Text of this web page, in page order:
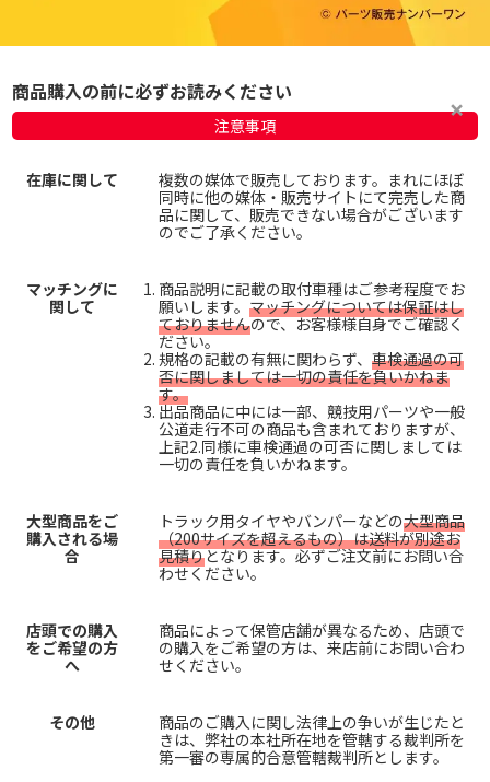
商品購入の前に必ずお読みください
注意事項
在庫に関して
複数の媒体で販売しております。まれにほぼ
同時に他の媒体・販売サイトにて完売した商
品に関して、販売できない場合がございます
のでご了承ください。
マッチングに
関して
商品説明に記載の取付車種はご参考程度でお
願いします。 マッチングについては保証はし
ておりませんので、お客様様自身でご確認く
ださい。
規格の記載の有無に関わらず、 車検通過の可
否に関しましては一切の責任を負いかねま
す。
出品商品に中には一部、競技用パーツや一般
公道走行不可の商品も含まれておりますが、
上記2.同様に車検通過の可否に関しましては
一切の責任を負いかねます。
大型商品をご
購入される場
合
トラック用タイヤやバンパーなどの大型商品
（200サイズを超えるもの）は送料が別途お
見積りとなります。必ずご注文前にお問い合
わせください。
店頭での購入
をご希望の方
へ
商品によって保管店舗が異なるため、店頭で
の購入をご希望の方は、来店前にお問い合わ
せください。
その他
商品のご購入に関し法律上の争いが生じたと
きは、弊社の本社所在地を管轄する裁判所を
第一審の専属的合意管轄裁判所とします。